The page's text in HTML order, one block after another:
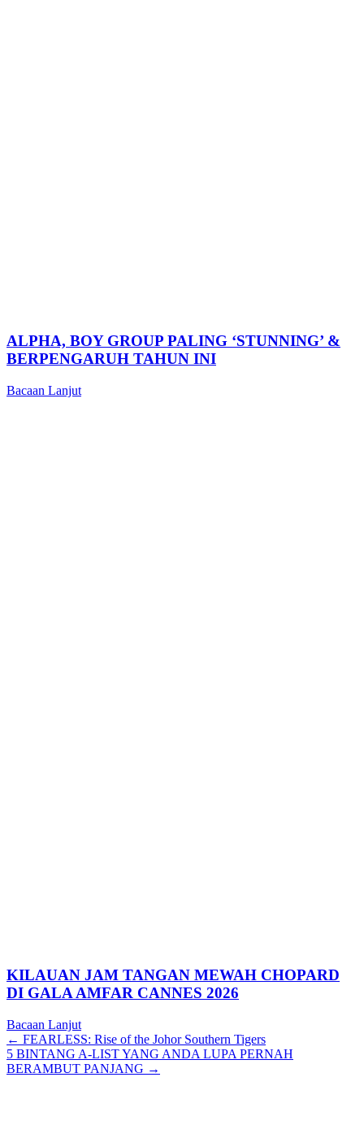
ALPHA, BOY GROUP PALING ‘STUNNING’ &
BERPENGARUH TAHUN INI
Bacaan Lanjut
KILAUAN JAM TANGAN MEWAH CHOPARD
DI GALA AMFAR CANNES 2026
Bacaan Lanjut
Posts
navigation
← FEARLESS: Rise of the Johor Southern Tigers
5 BINTANG A-LIST YANG ANDA LUPA PERNAH
BERAMBUT PANJANG →